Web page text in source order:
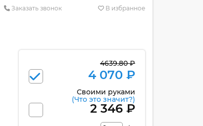
Заказать звонок В избранное
4639.80 ₽
4 070 ₽
Своими руками
(Что это значит?)
2 346 ₽